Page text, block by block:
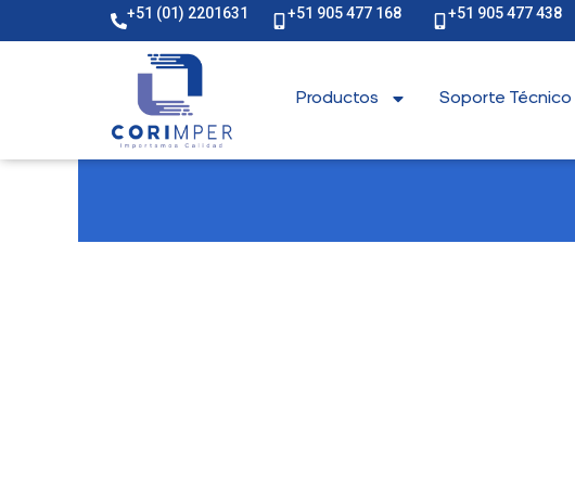
+51 (01) 2201631 +51 905 477 168 +51 905 477 438
Productos Soporte Técnico